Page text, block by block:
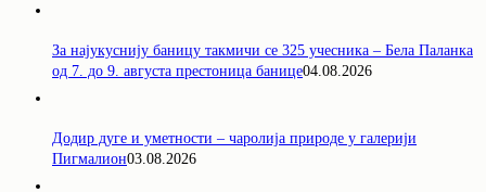
За најукуснију баницу такмичи се 325 учесника – Бела Паланка
од 7. до 9. августа престоница банице04.08.2026
Додир дуге и уметности – чаролија природе у галерији
Пигмалион03.08.2026